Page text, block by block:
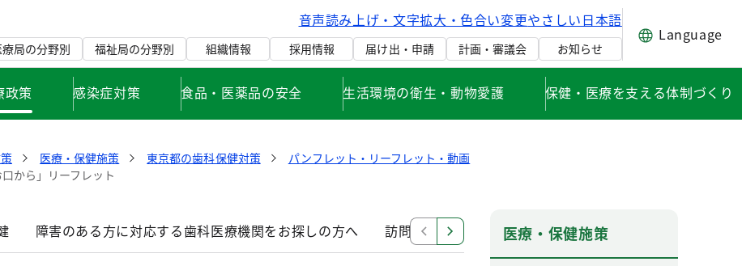
音声読み上げ・文字拡大・色合い変更やさしい日本語
局の分野別 福祉局の分野別 組織情報 採用情報 届け出・申請 計画・審議会 お知らせ
Language
政策 感染症対策 食品・医薬品の安全 生活環境の衛生・動物愛護 保健・医療を支える体制づくり
医療・保健施策 東京都の歯科保健対策
パンフレット・リーフレット・動画
から」リーフレット
障害のある方に対応する歯科医療機関をお探しの方へ 訪問歯科診療の実施をご検討ください（歯科診療所の管理
医療・保健施策